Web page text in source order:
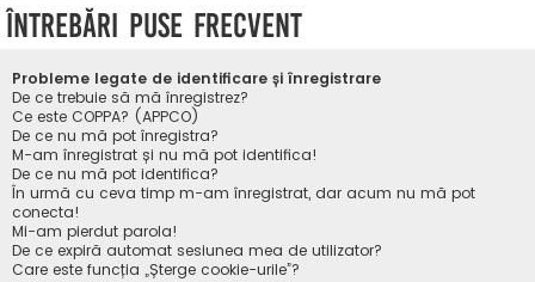
Întrebări puse frecvent
Probleme legate de identificare și înregistrare
De ce trebuie să mă înregistrez?
Ce este COPPA? (APPCO)
De ce nu mă pot înregistra?
M-am înregistrat și nu mă pot identifica!
De ce nu mă pot identifica?
În urmă cu ceva timp m-am înregistrat, dar acum nu mă pot
conecta!
Mi-am pierdut parola!
De ce expiră automat sesiunea mea de utilizator?
Care este funcția „Șterge cookie-urile”?